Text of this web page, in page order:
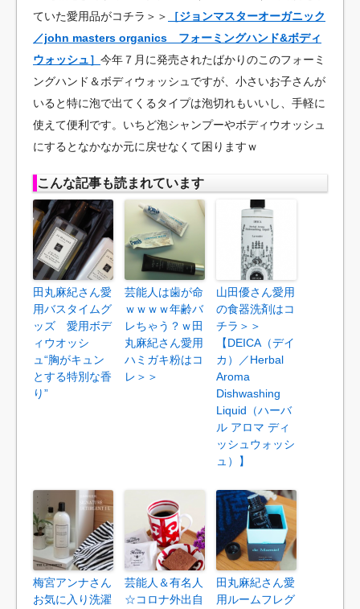
ていた愛用品がコチラ＞＞
［ジョンマスターオーガニック
／john masters organics フォーミングハンド&ボディ
ウォッシュ］ 今年７月に発売されたばかりのこのフォーミ
ングハンド＆ボディウォッシュですが、小さいお子さんが
いると特に泡で出てくるタイプは泡切れもいいし、手軽に
使えて便利です。いちど泡シャンプーやボディウオッシュ
にするとなかなか元に戻せなくて困りますｗ
こんな記事も読まれています
田丸麻紀さん愛
用バスタイムグ
ッズ 愛用ボデ
ィウオッシ
ュ“胸がキュン
とする特別な香
り”
芸能人は歯が命
ｗｗｗｗ年齢バ
レちゃう？ｗ田
丸麻紀さん愛用
ハミガキ粉はコ
レ＞＞
山田優さん愛用
の食器洗剤はコ
チラ＞＞
【DEICA（デイ
カ）／Herbal
Aroma
Dishwashing
Liquid（ハーバ
ル アロマ ディ
ッシュウォッシ
ュ）】
梅宮アンナさん
お気に入り洗濯
芸能人＆有名人
☆コロナ外出自
田丸麻紀さん愛
用ルームフレグ